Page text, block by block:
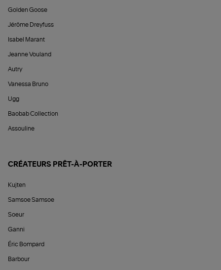
Golden Goose
Jérôme Dreyfuss
Isabel Marant
Jeanne Vouland
Autry
Vanessa Bruno
Ugg
Baobab Collection
Assouline
CRÉATEURS PRÊT-À-PORTER
Kujten
Samsoe Samsoe
Soeur
Ganni
Éric Bompard
Barbour